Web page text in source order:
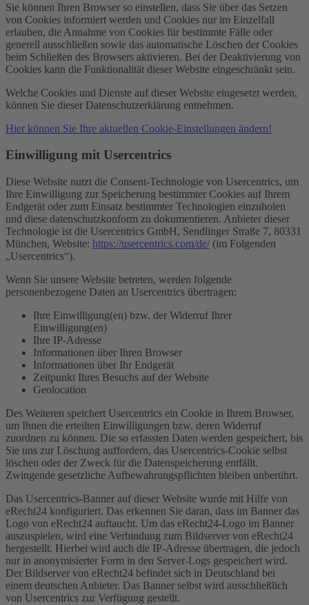
Sie können Ihren Browser so einstellen, dass Sie über das Setzen
von Cookies informiert werden und Cookies nur im Einzelfall
erlauben, die Annahme von Cookies für bestimmte Fälle oder
generell ausschließen sowie das automatische Löschen der Cookies
beim Schließen des Browsers aktivieren. Bei der Deaktivierung von
Cookies kann die Funktionalität dieser Website eingeschränkt sein.
Welche Cookies und Dienste auf dieser Website eingesetzt werden,
können Sie dieser Datenschutzerklärung entnehmen.
Hier können Sie Ihre aktuellen Cookie-Einstellungen ändern!
Einwilligung mit Usercentrics
Diese Website nutzt die Consent-Technologie von Usercentrics, um
Ihre Einwilligung zur Speicherung bestimmter Cookies auf Ihrem
Endgerät oder zum Einsatz bestimmter Technologien einzuholen
und diese datenschutzkonform zu dokumentieren. Anbieter dieser
Technologie ist die Usercentrics GmbH, Sendlinger Straße 7, 80331
München, Website: https://usercentrics.com/de/ (im Folgenden
„Usercentrics“).
Wenn Sie unsere Website betreten, werden folgende
personenbezogene Daten an Usercentrics übertragen:
Ihre Einwilligung(en) bzw. der Widerruf Ihrer
Einwilligung(en)
Ihre IP-Adresse
Informationen über Ihren Browser
Informationen über Ihr Endgerät
Zeitpunkt Ihres Besuchs auf der Website
Geolocation
Des Weiteren speichert Usercentrics ein Cookie in Ihrem Browser,
um Ihnen die erteilten Einwilligungen bzw. deren Widerruf
zuordnen zu können. Die so erfassten Daten werden gespeichert, bis
Sie uns zur Löschung auffordern, das Usercentrics-Cookie selbst
löschen oder der Zweck für die Datenspeicherung entfällt.
Zwingende gesetzliche Aufbewahrungspflichten bleiben unberührt.
Das Usercentrics-Banner auf dieser Website wurde mit Hilfe von
eRecht24 konfiguriert. Das erkennen Sie daran, dass im Banner das
Logo von eRecht24 auftaucht. Um das eRecht24-Logo im Banner
auszuspielen, wird eine Verbindung zum Bildserver von eRecht24
hergestellt. Hierbei wird auch die IP-Adresse übertragen, die jedoch
nur in anonymisierter Form in den Server-Logs gespeichert wird.
Der Bildserver von eRecht24 befindet sich in Deutschland bei
einem deutschen Anbieter. Das Banner selbst wird ausschließlich
von Usercentrics zur Verfügung gestellt.